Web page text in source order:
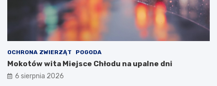
OCHRONA ZWIERZĄT POGODA
Mokotów wita Miejsce Chłodu na upalne dni
6 sierpnia 2026